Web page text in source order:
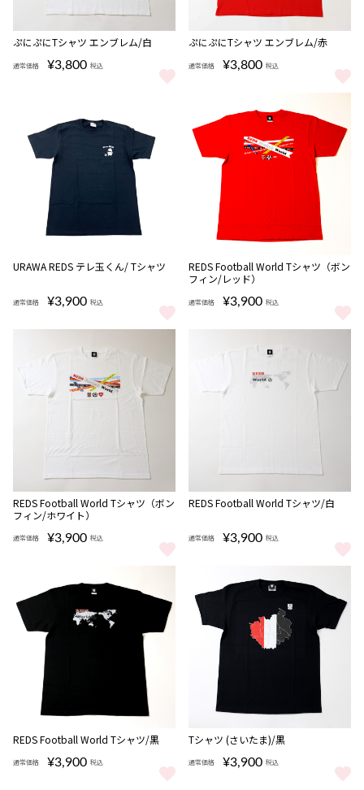
ぷにぷにTシャツ エンブレム/白
通常価格 ¥3,800 税込
ぷにぷにTシャツ エンブレム/白 をもっと見る
ぷにぷにTシャツ エンブレム/赤
通常価格 ¥3,800 税込
ぷにぷにTシャツ エンブレム/赤
URAWA REDS テレ玉くん/ Tシャツ
通常価格 ¥3,900 税込
URAWA REDS テレ玉くん/ Tシャツ をもっと見る
REDS Football World Tシャツ（ボン
フィン/レッド）
通常価格 ¥3,900 税込
REDS Football World Tシャツ
REDS Football World Tシャツ（ボン
フィン/ホワイト）
通常価格 ¥3,900 税込
REDS Football World Tシャツ（ボンフィン/ホワイト） をもっと見
REDS Football World Tシャツ/白
通常価格 ¥3,900 税込
REDS Football World Tシャツ/
REDS Football World Tシャツ/黒
通常価格 ¥3,900 税込
REDS Football World Tシャツ/黒 をもっと見る
Tシャツ (さいたま)/黒
通常価格 ¥3,900 税込
Tシャツ (さいたま)/黒 をもっと見